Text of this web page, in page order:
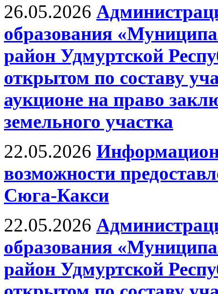
26.05.2026
образования
район Удмуртской
открытом по составу
аукционе на право
земельного участка
22.05.2026
возможности
Сюга-Какси
22.05.2026
образования
район Удмуртской